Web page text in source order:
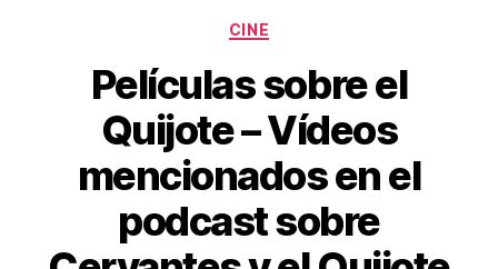
Categorías
CINE
Películas sobre el
Quijote – Vídeos
mencionados en el
podcast sobre